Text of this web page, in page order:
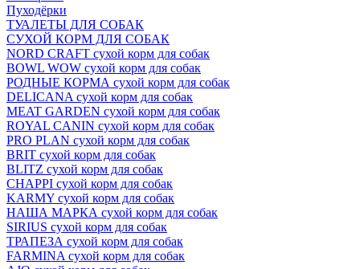
Пуходёрки
ТУАЛЕТЫ ДЛЯ СОБАК
СУХОЙ КОРМ ДЛЯ СОБАК
NORD CRAFT сухой корм для собак
BOWL WOW сухой корм для собак
РОДНЫЕ КОРМА сухой корм для собак
DELICANA сухой корм для собак
MEAT GARDEN сухой корм для собак
ROYAL CANIN сухой корм для собак
PRO PLAN сухой корм для собак
BRIT сухой корм для собак
BLITZ сухой корм для собак
CHAPPI сухой корм для собак
KARMY сухой корм для собак
НАША МАРКА сухой корм для собак
SIRIUS сухой корм для собак
ТРАПЕЗА сухой корм для собак
FARMINA сухой корм для собак